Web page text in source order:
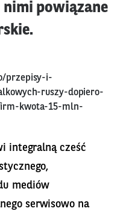
powiązane
przepisy-i-
ruszy-dopiero-
kwota-15-mln-
integralną cześć
mediów
serwisowo na